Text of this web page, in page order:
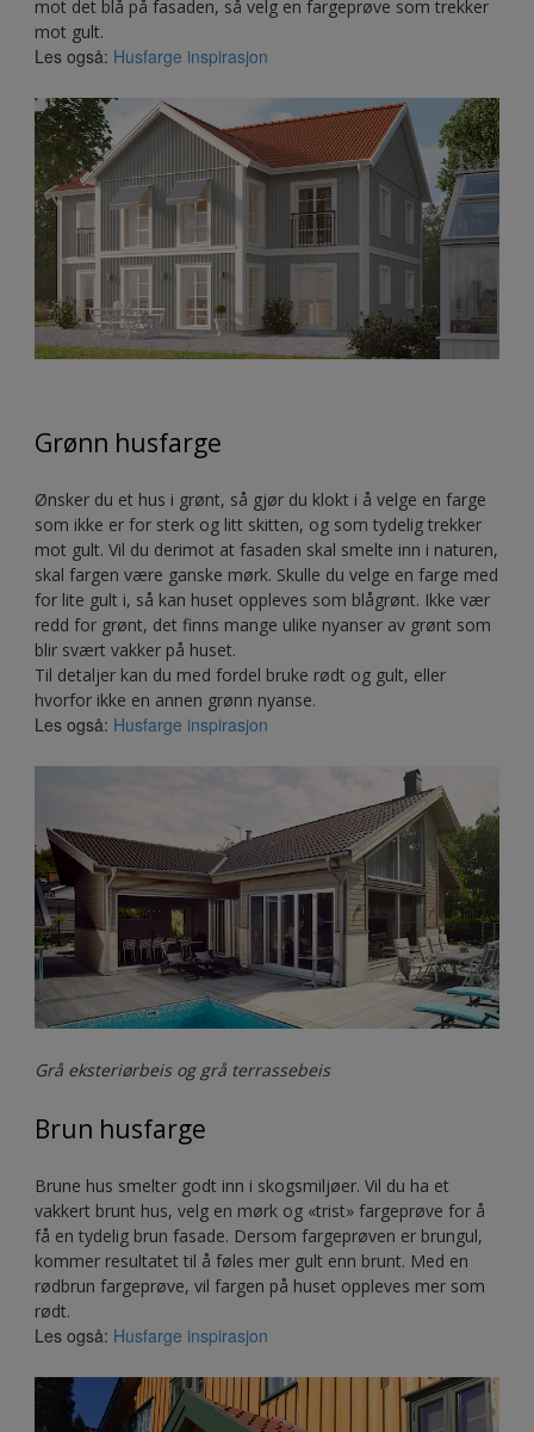
mot det blå på fasaden, så velg en fargeprøve som trekker
mot gult.
Les også: Husfarge inspirasjon
Grønn husfarge
Ønsker du et hus i grønt, så gjør du klokt i å velge en farge
som ikke er for sterk og litt skitten, og som tydelig trekker
mot gult. Vil du derimot at fasaden skal smelte inn i naturen,
skal fargen være ganske mørk. Skulle du velge en farge med
for lite gult i, så kan huset oppleves som blågrønt. Ikke vær
redd for grønt, det finns mange ulike nyanser av grønt som
blir svært vakker på huset.
Til detaljer kan du med fordel bruke rødt og gult, eller
hvorfor ikke en annen grønn nyanse.
Les også: Husfarge inspirasjon
Grå eksteriørbeis og grå terrassebeis
Brun husfarge
Brune hus smelter godt inn i skogsmiljøer. Vil du ha et
vakkert brunt hus, velg en mørk og «trist» fargeprøve for å
få en tydelig brun fasade. Dersom fargeprøven er brungul,
kommer resultatet til å føles mer gult enn brunt. Med en
rødbrun fargeprøve, vil fargen på huset oppleves mer som
rødt.
Les også: Husfarge inspirasjon